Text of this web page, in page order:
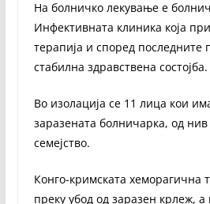
На болничко лекување е
Инфективната клиника која
терапија и според последните
стабилна здравствена состојба.
Во изолација се 11 лица кои
заразената болничарка, од
семејство.
Конго-кримската хеморагична
преку убод од заразен крлеж,